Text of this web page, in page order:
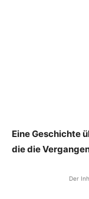
Eine Geschichte
die die
Der